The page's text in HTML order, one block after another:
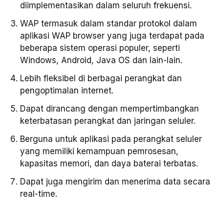
diimplementasikan dalam seluruh frekuensi.
WAP termasuk dalam standar protokol dalam
aplikasi WAP browser yang juga terdapat pada
beberapa sistem operasi populer, seperti
Windows, Android, Java OS dan lain-lain.
Lebih fleksibel di berbagai perangkat dan
pengoptimalan internet.
Dapat dirancang dengan mempertimbangkan
keterbatasan perangkat dan jaringan seluler.
Berguna untuk aplikasi pada perangkat seluler
yang memiliki kemampuan pemrosesan,
kapasitas memori, dan daya baterai terbatas.
Dapat juga mengirim dan menerima data secara
real-time.